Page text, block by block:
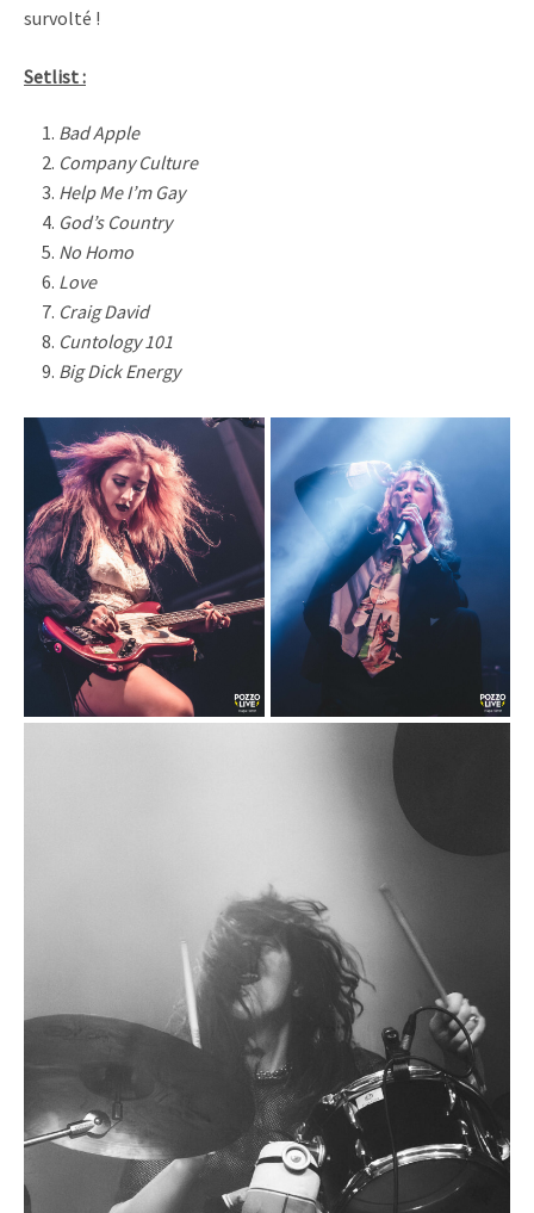
survolté !
Setlist :
Bad Apple
Company Culture
Help Me I’m Gay
God’s Country
No Homo
Love
Craig David
Cuntology 101
Big Dick Energy